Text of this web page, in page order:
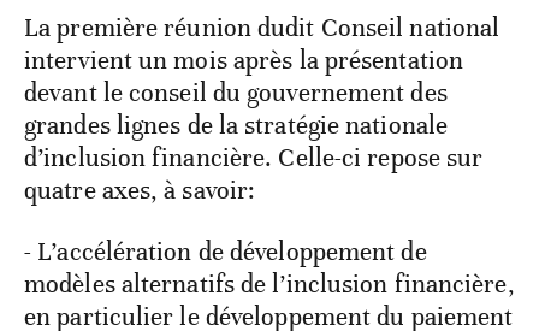
La première réunion dudit Conseil national
intervient un mois après la présentation
devant le conseil du gouvernement des
grandes lignes de la stratégie nationale
d’inclusion financière. Celle-ci repose sur
quatre axes, à savoir:
- L’accélération de développement de
modèles alternatifs de l’inclusion financière,
en particulier le développement du paiement